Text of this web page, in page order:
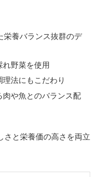
栄養バランス抜群のデ
野菜を使用
法にもこだわり
肉や魚とのバランス配
さと栄養価の高さを両立